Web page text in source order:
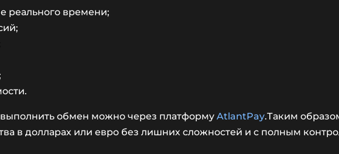
реального времени;
обмен можно через платформуAtlantPay.Таким
в долларах или евро без лишних сложностей и с полным